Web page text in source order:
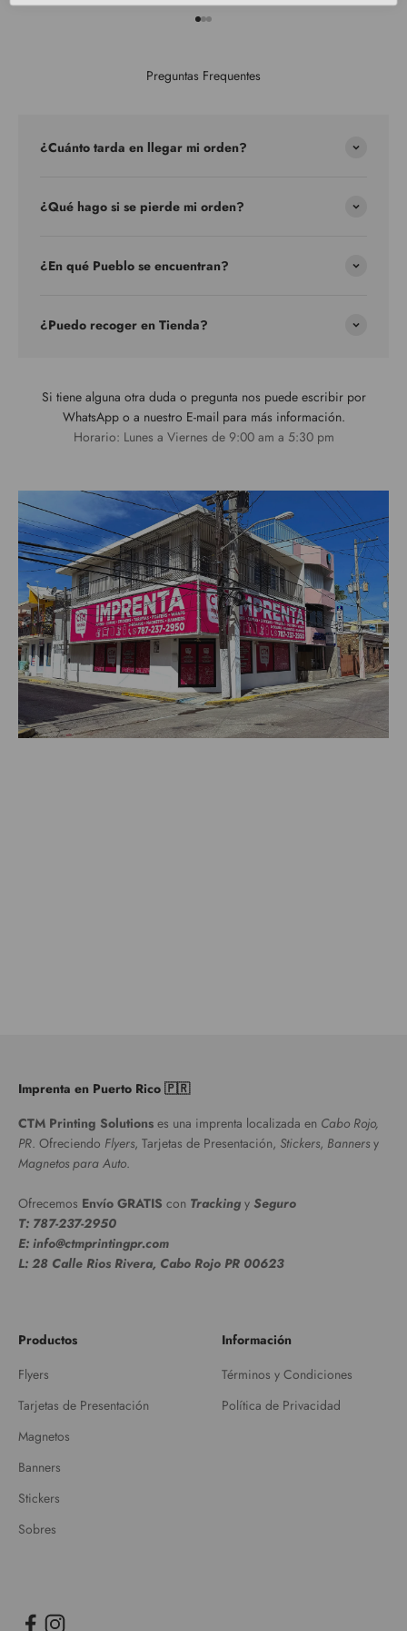
Ir al artículo 1
Ir al artículo 2
Ir al artículo 3
Preguntas Frequentes
¿Cuánto tarda en llegar mi orden?
¿Qué hago si se pierde mi orden?
¿En qué Pueblo se encuentran?
¿Puedo recoger en Tienda?
Si tiene alguna otra duda o pregunta nos puede escribir por
WhatsApp o a nuestro E-mail para más información.
Horario: Lunes a Viernes de 9:00 am a 5:30 pm
Imprenta en Puerto Rico 🇵🇷
CTM Printing Solutions es una imprenta localizada en Cabo Rojo,
PR. Ofreciendo Flyers, Tarjetas de Presentación, Stickers, Bannersy
Magnetos para Auto.
Ofrecemos Envío GRATIS con Tracking y Seguro
T: 787-237-2950
E: info@ctmprintingpr.com
L: 28 Calle Rios Rivera, Cabo Rojo PR 00623
Productos
Flyers
Tarjetas de Presentación
Magnetos
Banners
Stickers
Sobres
Información
Términos y Condiciones
Política de Privacidad